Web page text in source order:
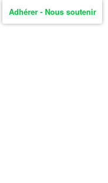
Adhérer - Nous soutenir